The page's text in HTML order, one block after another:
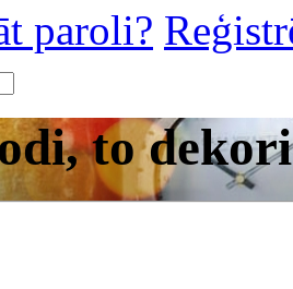
paroli?
to dekori